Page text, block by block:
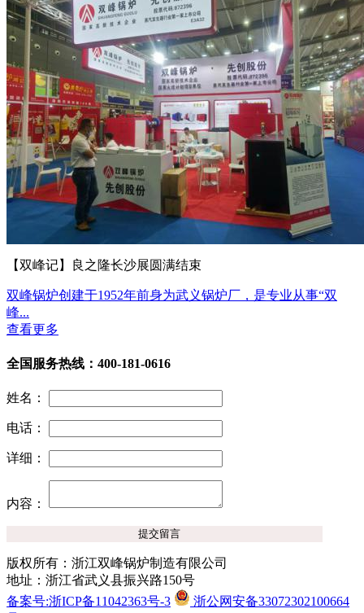
【双峰记】良之隆长沙展圆满结束
双峰锅炉创建于1952年前身为武义锅炉厂，是专业从事“双
峰...
查看更多
全国服务热线：400-181-0616
姓名：
电话：
详细：
内容：
版权所有：浙江双峰锅炉制造有限公司
地址：浙江省武义县振兴路150号
备案号:浙ICP备11042363号-3
浙公网安备33072302100664